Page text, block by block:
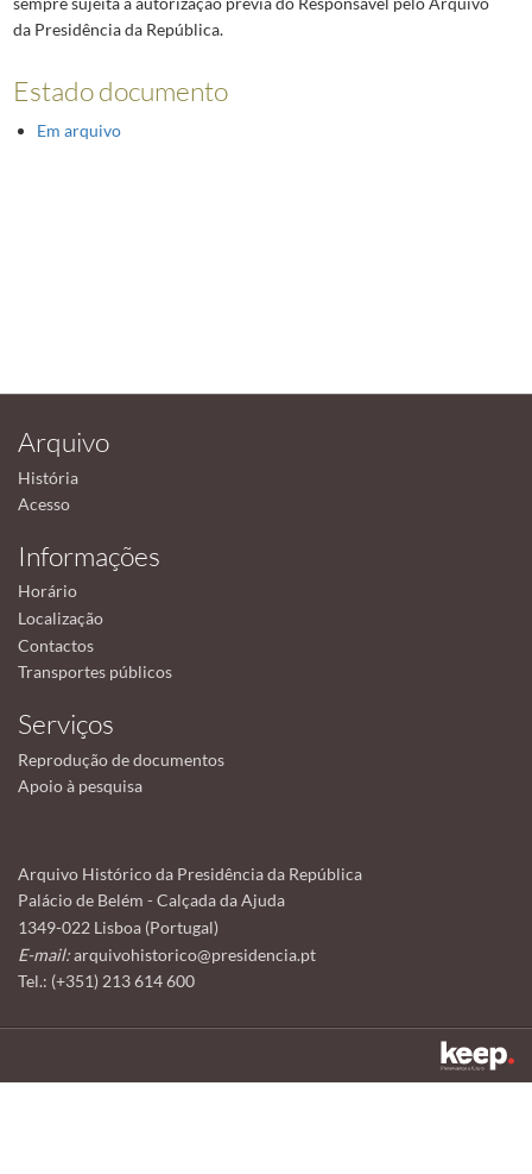
da Presidência da República.
Estado documento
Em arquivo
Arquivo
História
Acesso
Informações
Horário
Localização
Contactos
Transportes públicos
Serviços
Reprodução de documentos
Apoio à pesquisa
Arquivo Histórico da Presidência da República
Palácio de Belém - Calçada da Ajuda
1349-022 Lisboa (Portugal)
E-mail:arquivohistorico@presidencia.pt
Tel.: (+351) 213 614 600